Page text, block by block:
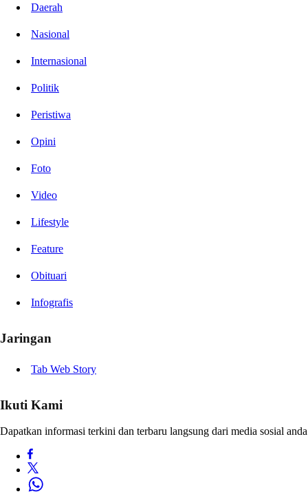
Daerah
Nasional
Internasional
Politik
Peristiwa
Opini
Foto
Video
Lifestyle
Feature
Obituari
Infografis
Jaringan
Tab Web Story
Ikuti Kami
Dapatkan informasi terkini dan terbaru langsung dari media sosial anda